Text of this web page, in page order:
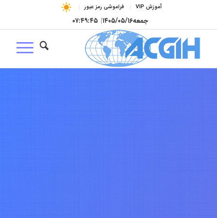
آموزش VIP فراموشی رمز عبور
جمعه۱۴۰۵/۰۵/۱۶| ۰۷:۴۹:۴۶